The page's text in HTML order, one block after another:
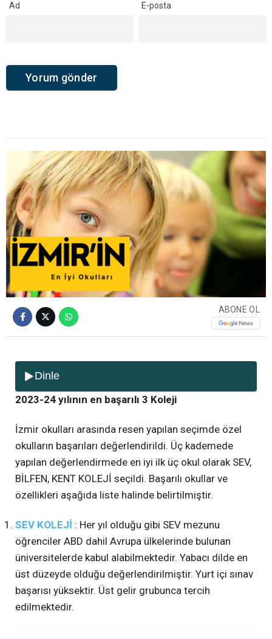
Ad E-posta
ABONE OL
Dinle
2023-24 yılının en başarılı 3 Koleji
İzmir okulları arasında resen yapılan seçimde özel
okulların başarıları değerlendirildi. Üç kademede
yapılan değerlendirmede en iyi ilk üç okul olarak SEV,
BİLFEN, KENT KOLEJİ seçildi. Başarılı okullar ve
özellikleri aşağıda liste halinde belirtilmiştir.
SEV KOLEJİ : Her yıl olduğu gibi SEV mezunu
öğrenciler ABD dahil Avrupa ülkelerinde bulunan
üniversitelerde kabul alabilmektedir. Yabacı dilde en
üst düzeyde olduğu değerlendirilmiştir. Yurt içi sınav
başarısı yüksektir. Üst gelir grubunca tercih
edilmektedir.